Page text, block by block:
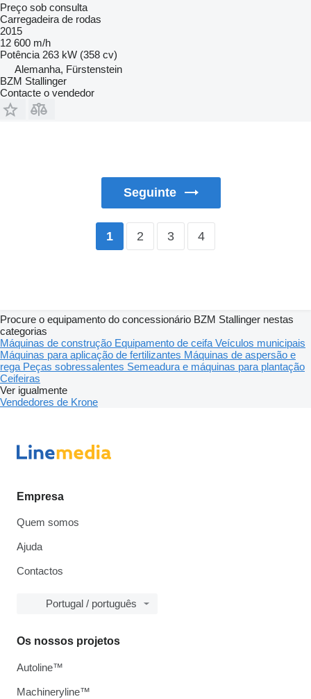
Preço sob consulta
Carregadeira de rodas
2015
12 600 m/h
Potência 263 kW (358 cv)
Alemanha, Fürstenstein
BZM Stallinger
Contacte o vendedor
Seguinte
1 2 3 4
Procure o equipamento do concessionário BZM Stallinger nestas
categorias
Máquinas de construção Equipamento de ceifa Veículos municipais
Máquinas para aplicação de fertilizantes Máquinas de aspersão e
rega Peças sobressalentes Semeadura e máquinas para plantação
Ceifeiras
Ver igualmente
Vendedores de Krone
Empresa
Quem somos
Ajuda
Contactos
Portugal / português
Os nossos projetos
Autoline™
Machineryline™